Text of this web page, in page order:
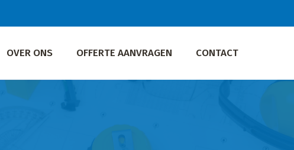
OVER ONS OFFERTE AANVRAGEN CONTACT